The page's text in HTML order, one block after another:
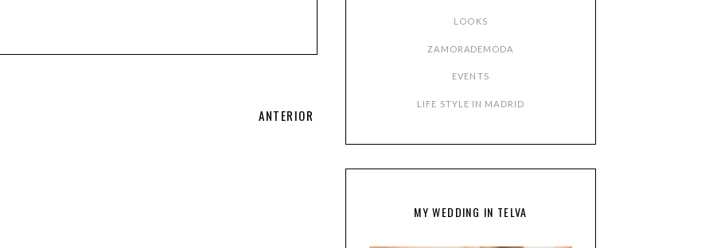
ANTERIOR
LOOKS
ZAMORADEMODA
EVENTS
LIFE STYLE IN MADRID
MY WEDDING IN TELVA